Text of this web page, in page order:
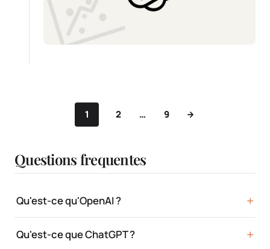
1 2 … 9
Questions frequentes
Qu'est-ce qu'OpenAI ?
Qu'est-ce que ChatGPT ?